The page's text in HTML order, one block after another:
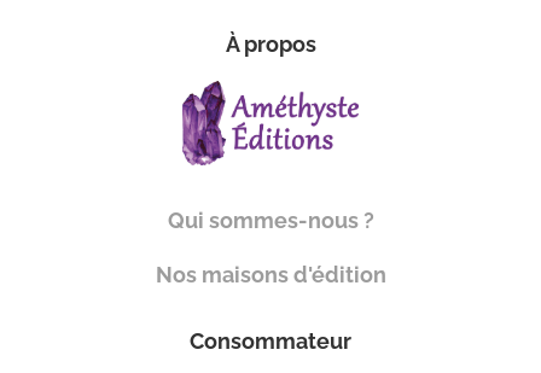
À propos
Qui sommes-nous ?
Nos maisons d'édition
Consommateur